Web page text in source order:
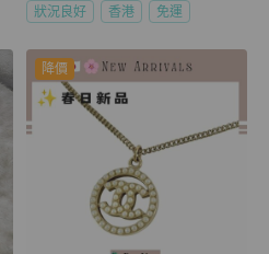
狀況良好 香港 免運
降價